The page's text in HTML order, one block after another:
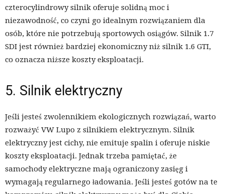
czterocylindrowy silnik oferuje solidną moc i
niezawodność, co czyni go idealnym rozwiązaniem dla
osób, które nie potrzebują sportowych osiągów. Silnik 1.7
SDI jest również bardziej ekonomiczny niż silnik 1.6 GTI,
co oznacza niższe koszty eksploatacji.
5. Silnik elektryczny
Jeśli jesteś zwolennikiem ekologicznych rozwiązań, warto
rozważyć VW Lupo z silnikiem elektrycznym. Silnik
elektryczny jest cichy, nie emituje spalin i oferuje niskie
koszty eksploatacji. Jednak trzeba pamiętać, że
samochody elektryczne mają ograniczony zasięg i
wymagają regularnego ładowania. Jeśli jesteś gotów na te